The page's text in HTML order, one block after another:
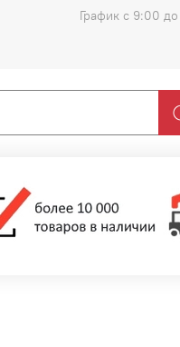
График с 9:00